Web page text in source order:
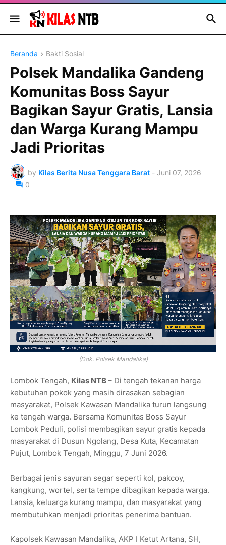
Beranda Bakti Sosial
Polsek Mandalika Gandeng
Komunitas Boss Sayur
Bagikan Sayur Gratis, Lansia
dan Warga Kurang Mampu
Jadi Prioritas
by Kilas Berita Nusa Tenggara Barat - Juni 07, 2026
0
(Dok. Polsek Mandalika)
Lombok Tengah, Kilas NTB– Di tengah tekanan harga
kebutuhan pokok yang masih dirasakan sebagian
masyarakat, Polsek Kawasan Mandalika turun langsung
ke tengah warga. Bersama Komunitas Boss Sayur
Lombok Peduli, polisi membagikan sayur gratis kepada
masyarakat di Dusun Ngolang, Desa Kuta, Kecamatan
Pujut, Lombok Tengah, Minggu, 7 Juni 2026.
Berbagai jenis sayuran segar seperti kol, pakcoy,
kangkung, wortel, serta tempe dibagikan kepada warga.
Lansia, keluarga kurang mampu, dan masyarakat yang
membutuhkan menjadi prioritas penerima bantuan.
Kapolsek Kawasan Mandalika, AKP I Ketut Artana, SH,